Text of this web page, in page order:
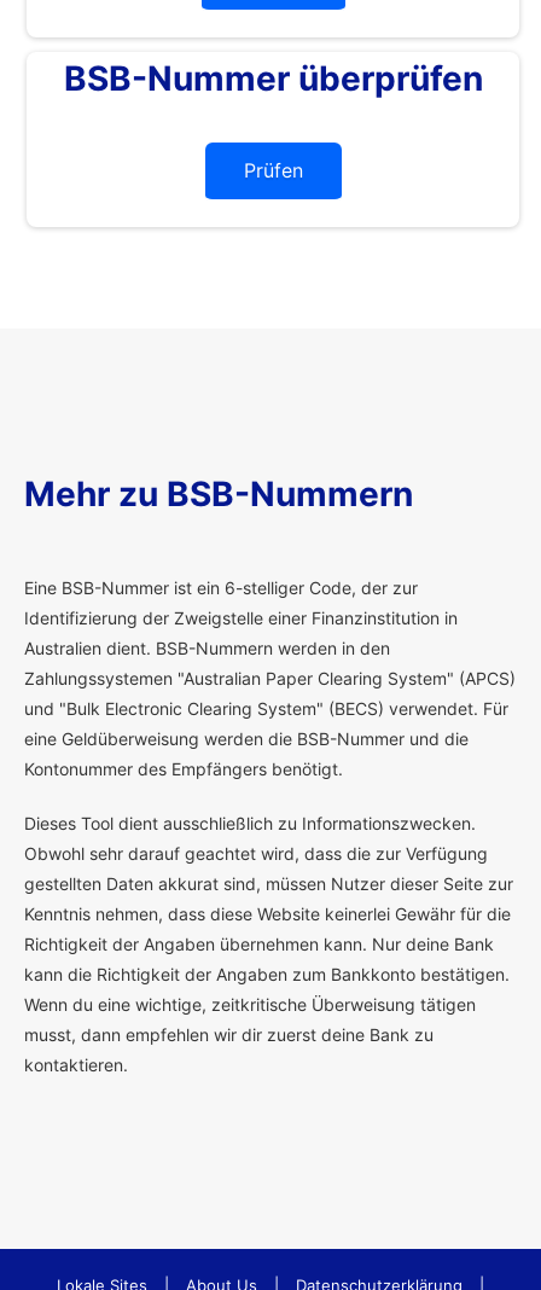
BSB-Nummer überprüfen
Prüfen
Mehr zu BSB-Nummern
Eine BSB-Nummer ist ein 6-stelliger Code, der zur
Identifizierung der Zweigstelle einer Finanzinstitution in
Australien dient. BSB-Nummern werden in den
Zahlungssystemen "Australian Paper Clearing System" (APCS)
und "Bulk Electronic Clearing System" (BECS) verwendet. Für
eine Geldüberweisung werden die BSB-Nummer und die
Kontonummer des Empfängers benötigt.
Dieses Tool dient ausschließlich zu Informationszwecken.
Obwohl sehr darauf geachtet wird, dass die zur Verfügung
gestellten Daten akkurat sind, müssen Nutzer dieser Seite zur
Kenntnis nehmen, dass diese Website keinerlei Gewähr für die
Richtigkeit der Angaben übernehmen kann. Nur deine Bank
kann die Richtigkeit der Angaben zum Bankkonto bestätigen.
Wenn du eine wichtige, zeitkritische Überweisung tätigen
musst, dann empfehlen wir dir zuerst deine Bank zu
kontaktieren.
Lokale Sites About Us Datenschutzerklärung